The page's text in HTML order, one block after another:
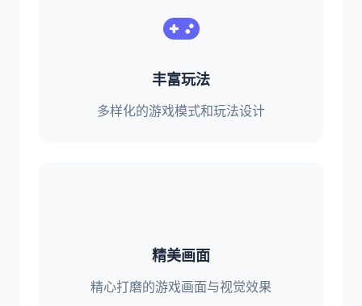
丰富玩法
多样化的游戏模式和玩法设计
精美画面
精心打磨的游戏画面与视觉效果